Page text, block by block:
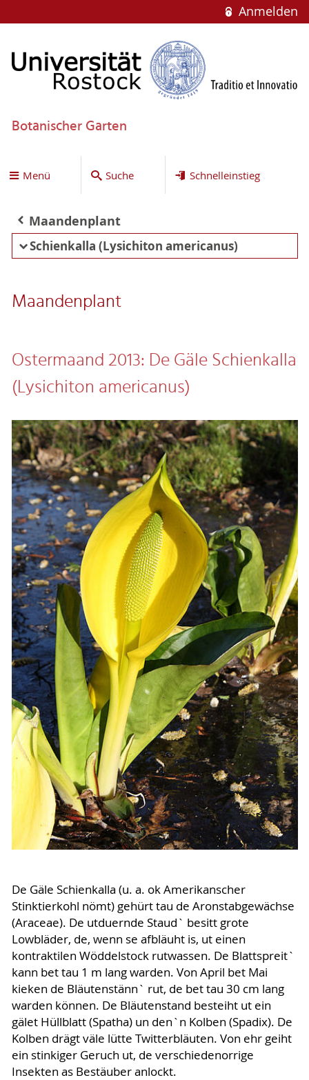
Anmelden
Botanischer Garten
Menü Suche Schnelleinstieg
Maandenplant
Schienkalla (Lysichiton americanus)
Maandenplant
Ostermaand 2013: De Gäle Schienkalla
(Lysichiton americanus)
De Gäle Schienkalla (u. a. ok Amerikanscher
Stinktierkohl nömt) gehürt tau de Aronstabgewächse
(Araceae). De utduernde Staud` besitt grote
Lowbläder, de, wenn se afbläuht is, ut einen
kontraktilen Wöddelstock rutwassen. De Blattspreit`
kann bet tau 1 m lang warden. Von April bet Mai
kieken de Bläutenstänn` rut, de bet tau 30 cm lang
warden können. De Bläutenstand besteiht ut ein
gälet Hüllblatt (Spatha) un den`n Kolben (Spadix). De
Kolben drägt väle lütte Twitterbläuten. Von ehr geiht
ein stinkiger Geruch ut, de verschiedenorrige
Insekten as Bestäuber anlockt.